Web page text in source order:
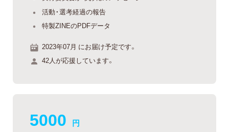
活動・選考経過の報告
特製ZINEのPDFデータ
2023年07月 にお届け予定です。
42人が応援しています。
5000 円